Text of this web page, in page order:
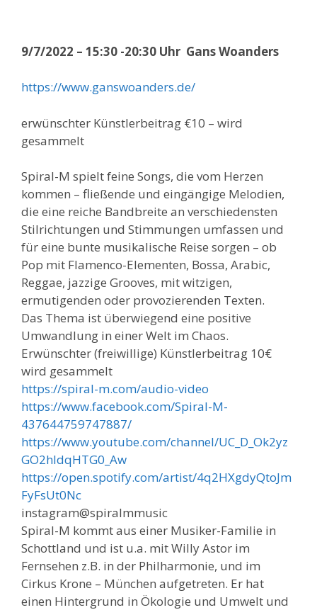
9/7/2022 – 15:30 -20:30 Uhr Gans Woanders
https://www.ganswoanders.de/
erwünschter Künstlerbeitrag €10 – wird
gesammelt
Spiral-M spielt feine Songs, die vom Herzen
kommen – fließende und eingängige Melodien,
die eine reiche Bandbreite an verschiedensten
Stilrichtungen und Stimmungen umfassen und
für eine bunte musikalische Reise sorgen – ob
Pop mit Flamenco-Elementen, Bossa, Arabic,
Reggae, jazzige Grooves, mit witzigen,
ermutigenden oder provozierenden Texten.
Das Thema ist überwiegend eine positive
Umwandlung in einer Welt im Chaos.
Erwünschter (freiwillige) Künstlerbeitrag 10€
wird gesammelt
https://spiral-m.com/audio-video
https://www.facebook.com/Spiral-M-
437644759747887/
https://www.youtube.com/channel/UC_D_Ok2yz
GO2hIdqHTG0_Aw
https://open.spotify.com/artist/4q2HXgdyQtoJm
FyFsUt0Nc
instagram@spiralmmusic
Spiral-M kommt aus einer Musiker-Familie in
Schottland und ist u.a. mit Willy Astor im
Fernsehen z.B. in der Philharmonie, und im
Cirkus Krone – München aufgetreten. Er hat
einen Hintergrund in Ökologie und Umwelt und